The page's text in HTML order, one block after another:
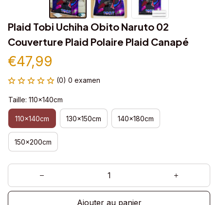
Plaid Tobi Uchiha Obito Naruto 02
Couverture Plaid Polaire Plaid Canapé
€47,99
(0) 0 examen
Taille: 110x140cm
110x140cm 130x150cm 140x180cm
150x200cm
Ajouter au panier